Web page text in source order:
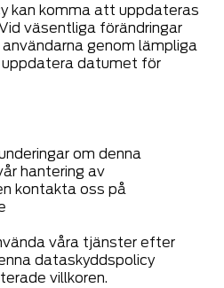
kan komma att uppdateras
väsentliga förändringar
genom lämpliga
datumet för
om denna
hantering av
kontakta oss på
våra tjänster efter
dataskyddspolicy
villkoren.